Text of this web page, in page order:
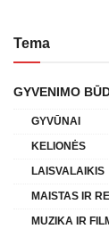
Tema
GYVENIMO
GYVŪNAI
KELIONĖS
LAISVALAIKIS
MAISTAS IR
MUZIKA IR